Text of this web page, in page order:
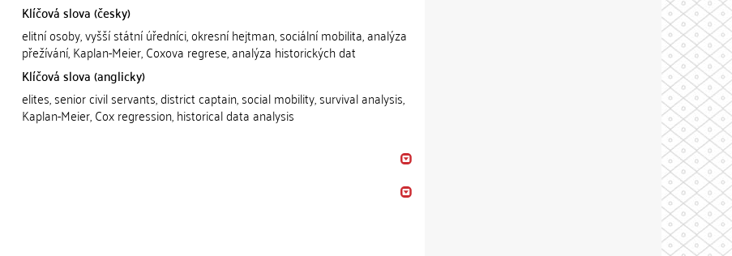
Klíčová slova (česky)
elitní osoby, vyšší státní úředníci, okresní hejtman, sociální mobilita, analýza
přežívání, Kaplan-Meier, Coxova regrese, analýza historických dat
Klíčová slova (anglicky)
elites, senior civil servants, district captain, social mobility, survival analysis,
Kaplan-Meier, Cox regression, historical data analysis